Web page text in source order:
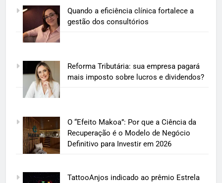
Quando a eficiência clínica fortalece a
gestão dos consultórios
Reforma Tributária: sua empresa pagará
mais imposto sobre lucros e dividendos?
O “Efeito Makoa”: Por que a Ciência da
Recuperação é o Modelo de Negócio
Definitivo para Investir em 2026
TattooAnjos indicado ao prêmio Estrela